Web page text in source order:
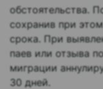
обстоятельства.
сохранив при
срока. При
паев или отзыва
миграции
30 дней.